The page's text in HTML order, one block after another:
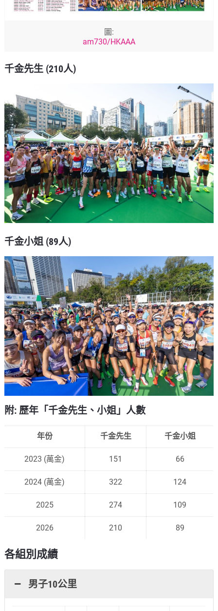
圖:
am730/HKAAA
千金先生 (210人)
千金小姐 (89人)
附: 歷年「千金先生、小姐」人數
年份 千金先生 千金小姐
2023 (萬金) 151 66
2024 (萬金) 322 124
2025 274 109
2026 210 89
各組別成績
男子10公里